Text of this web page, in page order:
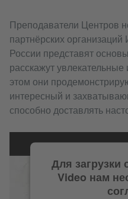
Преподаватели Центров
партнёрских
России представят
расскажут
этом они
интересный и
способно доставлять
Для загрузки
Video нам